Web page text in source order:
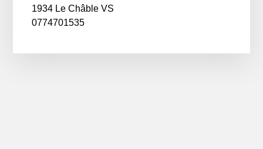
1934 Le Châble VS
0774701535